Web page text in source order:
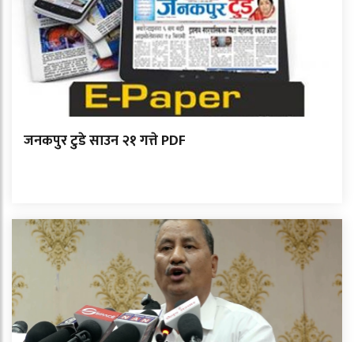
जनकपुर टुडे साउन २१ गत्ते PDF